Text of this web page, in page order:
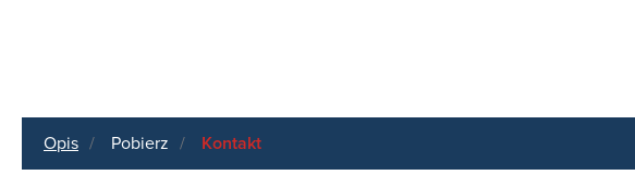
Opis Pobierz Kontakt